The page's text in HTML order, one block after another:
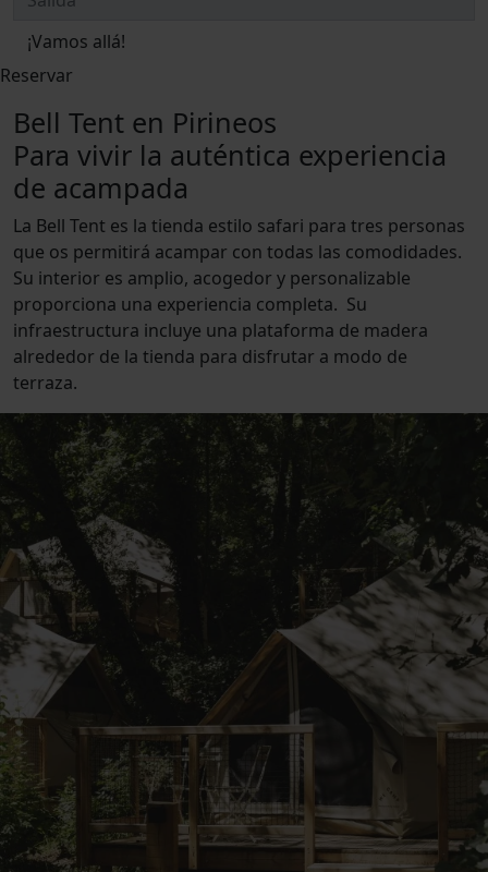
¡Vamos allá!
Reservar
Bell Tent en Pirineos
Para vivir la auténtica experiencia
de acampada
La Bell Tent es la tienda estilo safari para tres personas
que os permitirá acampar con todas las comodidades.
Su interior es amplio, acogedor y personalizable
proporciona una experiencia completa. Su
infraestructura incluye una plataforma de madera
alrededor de la tienda para disfrutar a modo de
terraza.